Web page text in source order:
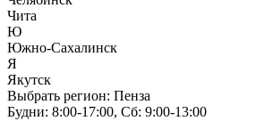
Чита
Ю
Южно-Сахалинск
Я
Якутск
Выбрать регион: Пенза
Будни: 8:00‑17:00, Сб: 9:00‑13:00